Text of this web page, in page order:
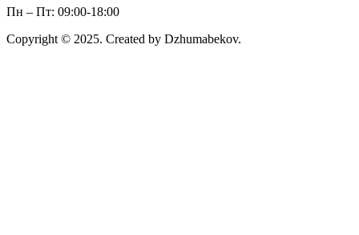
Пн – Пт: 09:00-18:00
Copyright © 2025. Created by Dzhumabekov.